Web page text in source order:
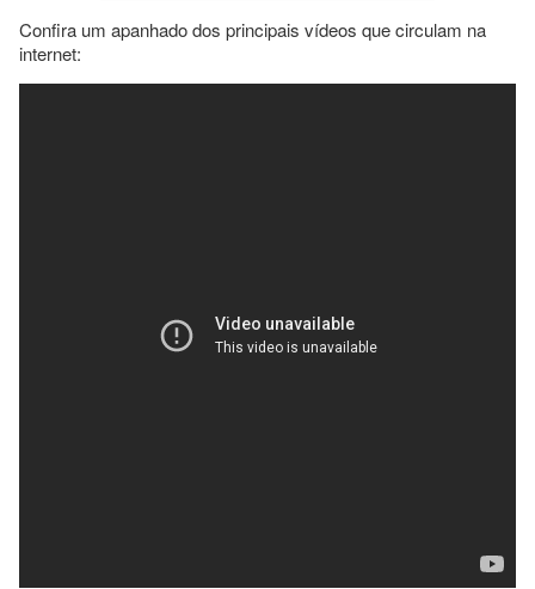
Confira um apanhado dos principais vídeos que circulam na
internet: